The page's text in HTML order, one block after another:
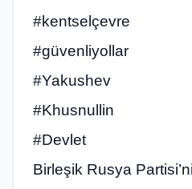
#kentselçevre
#güvenliyollar
#Yakushev
#Khusnullin
#Devlet
Birleşik Rusya